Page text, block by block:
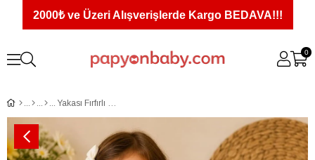
2000₺ ve Üzeri Alışverişlerde Kargo BEDAVA!!!
0
Yakası Fırfırlı Fiyonk Detaylı Kız Çocuk Kot Elbise (2-3-4 Yaş)